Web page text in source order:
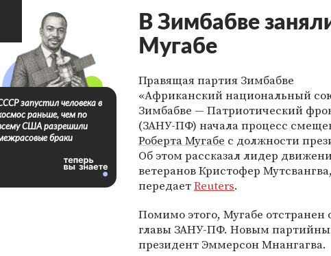
В Зимбабве
Мугабе
Правящая партия Зимбабве
«Африканский национальный
Зимбабве — Патриотический
(ЗАНУ-ПФ) начала процесс
Роберта Мугабе с должности
Об этом рассказал лидер
ветеранов Кристофер Мутсвангва,
передаетReuters.
Помимо этого, Мугабе отстранен
главы ЗАНУ-ПФ. Новым
президент Эммерсон Мнангагва.
запустил человека в
раньше, чем по
США разрешили
браки